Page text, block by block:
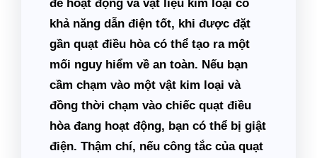
để hoạt động và vật liệu kim loại có
khả năng dẫn điện tốt, khi được đặt
gần quạt điều hòa có thể tạo ra một
mối nguy hiểm về an toàn. Nếu bạn
cầm chạm vào một vật kim loại và
đồng thời chạm vào chiếc quạt điều
hòa đang hoạt động, bạn có thể bị giật
điện. Thậm chí, nếu công tắc của quạt